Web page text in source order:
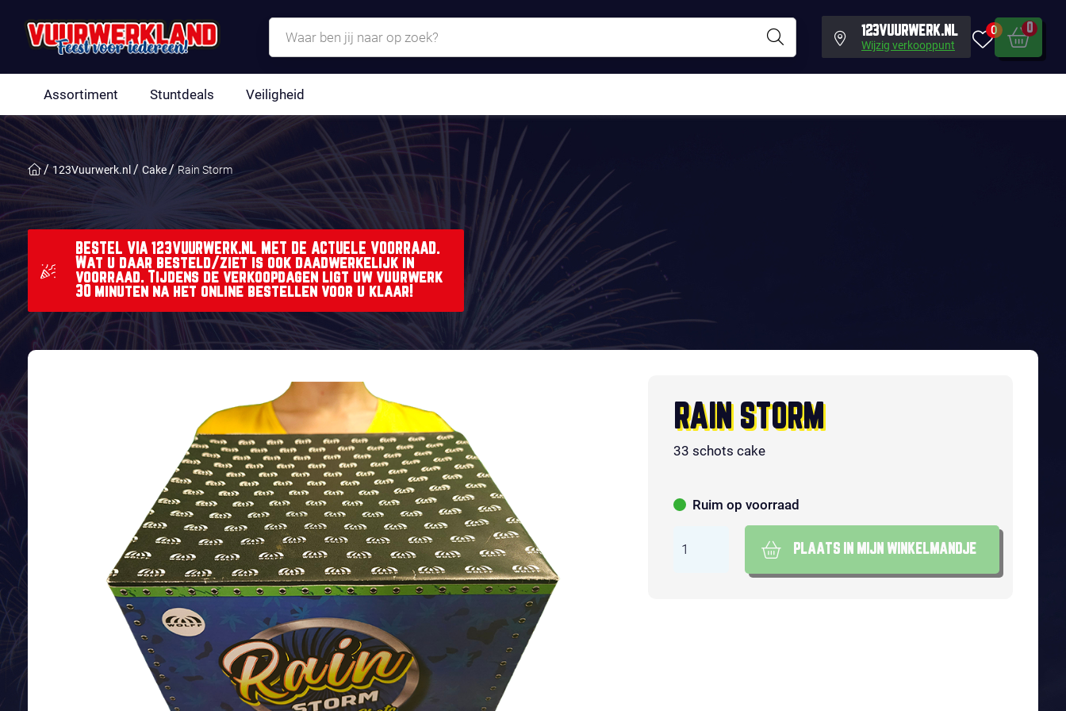
123VUURWERK.NL
Wijzig verkooppunt
0 0
Assortiment Stuntdeals Veiligheid
123Vuurwerk.nl Cake Rain Storm
BESTEL VIA 123VUURWERK.NL MET DE ACTUELE VOORRAAD.
Wat u daar besteld/ziet is ook daadwerkelijk in
voorraad. Tijdens de verkoopdagen ligt uw vuurwerk
30 minuten na het online bestellen voor u klaar!
RAIN STORM
33 schots cake
Ruim op voorraad
PLAATS IN MIJN WINKELMANDJE